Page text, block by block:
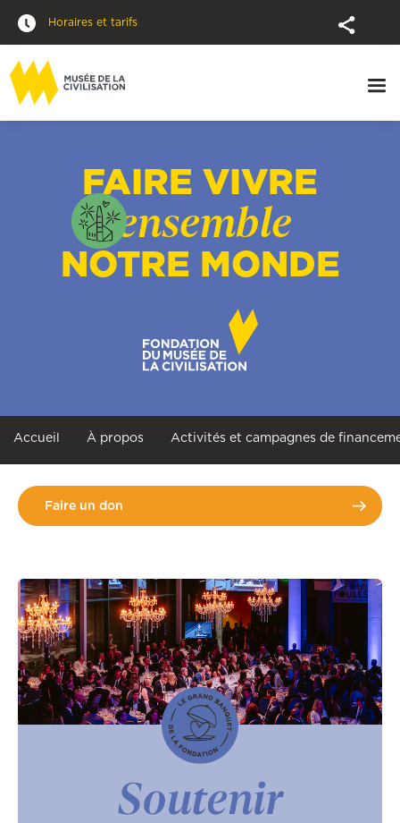
Horaires et tarifs
FAIRE VIVRE
ensemble
NOTRE MONDE
Accueil À propos Activités et campagnes de
Faire un don